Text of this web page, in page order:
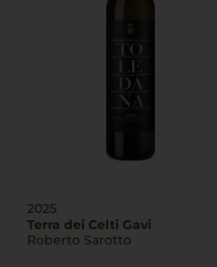
2025
Terra dei Celti Gavi
Roberto Sarotto